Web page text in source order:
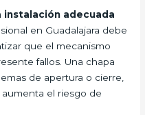
adecuada
en Guadalajara debe
que el mecanismo
fallos. Una chapa
de apertura o cierre,
el riesgo de